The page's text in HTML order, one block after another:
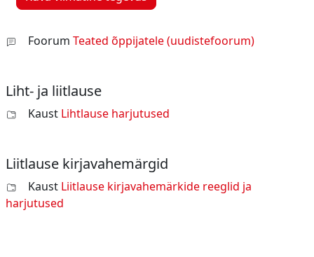
Foorum Teated õppijatele (uudistefoorum)
Liht- ja liitlause
Kaust Lihtlause harjutused
Liitlause kirjavahemärgid
Kaust Liitlause kirjavahemärkide reeglid ja
harjutused